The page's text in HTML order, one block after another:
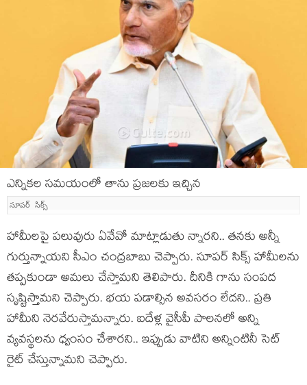
ఎన్నిక‌ల స‌మ‌యంలో తాను ప్ర‌జ‌ల‌కు ఇచ్చిన
సూప‌ర్ సిక్స్‌
హామీల‌పై ప‌లువురు ఏవేవో మాట్లాడుతు న్నార‌ని.. త‌న‌కు అన్నీ
గుర్తున్నాయ‌ని సీఎం చంద్ర‌బాబు చెప్పారు. సూప‌ర్ సిక్స్ హామీల‌ను
త‌ప్ప‌కుండా అమ‌లు చేస్తామ‌ని తెలిపారు. దీనికి గాను సంప‌ద
సృష్టిస్తామ‌ని చెప్పారు. భ‌య ప‌డాల్సిన అవ‌స‌రం లేద‌ని.. ప్ర‌తి
హామీని నెర‌వేరుస్తామ‌న్నారు. ఐదేళ్ల వైసీపీ పాల‌న‌లో అన్ని
వ్య‌వ‌స్థ‌ల‌ను ధ్వంసం చేశార‌ని.. ఇప్పుడు వాటిని అన్నింటినీ సెట్
రైట్ చేస్తున్నామ‌ని చెప్పారు.